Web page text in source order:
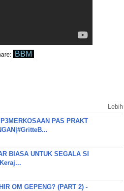
BBM
Lebih
PAS PRAKT
BIASA UNTUK SEGALA SI
OM GEPENG? (PART 2) -